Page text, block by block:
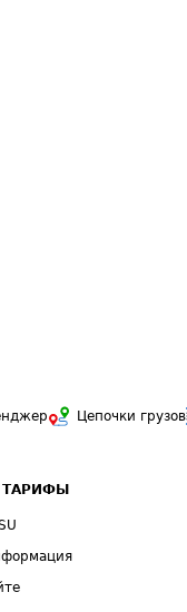
Цепочки грузов